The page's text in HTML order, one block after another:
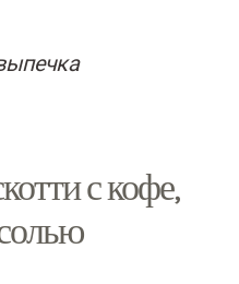
с кофе,